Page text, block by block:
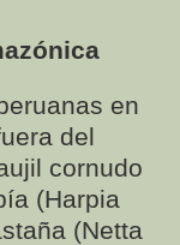
en
del
cornudo
(Harpia
(Netta